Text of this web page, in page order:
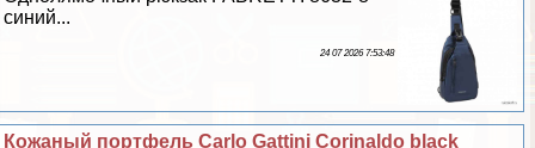
синий...
24 07 2026 7:53:48
Кожаный портфель Carlo Gattini Corinaldo black